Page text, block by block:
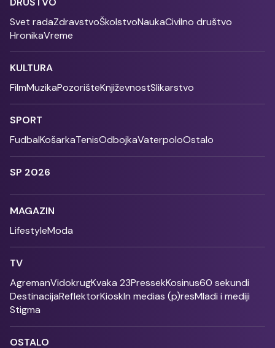
Svet radaZdravstvoŠkolstvoNaukaCivilno društvo
HronikaVreme
KULTURA
FilmMuzikaPozorišteKnjiževnostSlikarstvo
SPORT
FudbalKošarkaTenisOdbojkaVaterpoloOstalo
SP 2026
MAGAZIN
LifestyleModa
TV
AgremanVidokrugKvaka 23PressekKosinus60 sekundi
DestinacijaReflektorKioskIn medias (p)resMladi i mediji
Stigma
OSTALO